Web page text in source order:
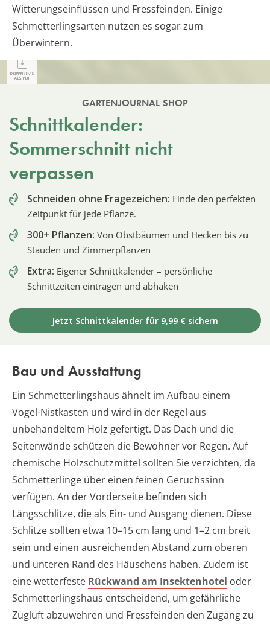
Witterungseinflüssen und Fressfeinden. Einige
Schmetterlingsarten nutzen es sogar zum
Überwintern.
GARTENJOURNAL SHOP
Schnittkalender:
Sommerschnitt nicht
verpassen
Schneiden ohne Fragezeichen: Finde den perfekten
Zeitpunkt für jede Pflanze.
300+ Pflanzen: Von Obstbäumen und Hecken bis zu
Stauden und Zimmerpflanzen
Extra: Eigener Schnittkalender – persönliche
Schnittzeiten eintragen und abhaken
Jetzt Schnittkalender für 9,99 € sichern
Bau und Ausstattung
Ein Schmetterlingshaus ähnelt im Aufbau einem
Vogel-Nistkasten und wird in der Regel aus
unbehandeltem Holz gefertigt. Das Dach und die
Seitenwände schützen die Bewohner vor Regen. Auf
chemische Holzschutzmittel sollten Sie verzichten, da
Schmetterlinge über einen feinen Geruchssinn
verfügen. An der Vorderseite befinden sich
Längsschlitze, die als Ein- und Ausgang dienen. Diese
Schlitze sollten etwa 10–15 cm lang und 1–2 cm breit
sein und einen ausreichenden Abstand zum oberen
und unteren Rand des Häuschens haben. Zudem ist
eine wetterfeste Rückwand am Insektenhotel oder
Schmetterlingshaus entscheidend, um gefährliche
Zugluft abzuwehren und Fressfeinden den Zugang zu